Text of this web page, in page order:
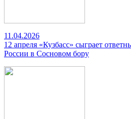
11.04.2026
12 апреля «Кузбасс» сыграет
России в Сосновом бору